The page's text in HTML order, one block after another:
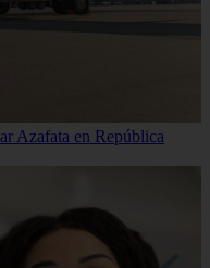
Azafata en República